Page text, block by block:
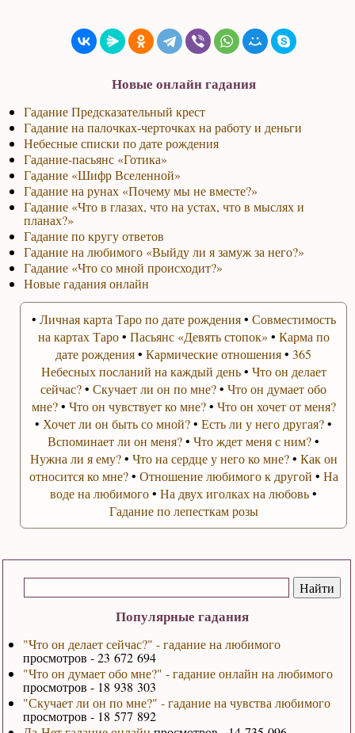
Популярные гадания
"Что он делает сейчас?" - гадание на любимого
просмотров - 23 672 694
"Что он думает обо мне?" - гадание онлайн на любимого
просмотров - 18 938 303
"Скучает ли он по мне?" - гадание на чувства любимого
просмотров - 18 577 892
Новые онлайн гадания
Гадание Предсказательный крест
Гадание на палочках-черточках на работу и деньги
Небесные списки по дате рождения
Гадание-пасьянс «Готика»
Гадание «Шифр Вселенной»
Гадание на рунах «Почему мы не вместе?»
Гадание «Что в глазах, что на устах, что в мыслях и
планах?»
Гадание по кругу ответов
Гадание на любимого «Выйду ли я замуж за него?»
Гадание «Что со мной происходит?»
Новые гадания онлайн
• Личная карта Таро по дате рождения• Совместимость
на картах Таро• Пасьянс «Девять стопок» • Карма по
дате рождения•Кармические отношения•365
Небесных посланий на каждый день• Что он делает
сейчас?•Скучает ли он по мне?•Что он думает обо
мне?• Что он чувствует ко мне?• Что он хочет от меня?
• Хочет ли он быть со мной?•Есть ли у него другая?•
Вспоминает ли он меня?•Что ждет меня с ним?•
Нужна ли я ему?• Что на сердце у него ко мне?• Как он
относится ко мне?• Отношение любимого к другой • На
воде на любимого•На двух иголках на любовь•
Гадание по лепесткам розы